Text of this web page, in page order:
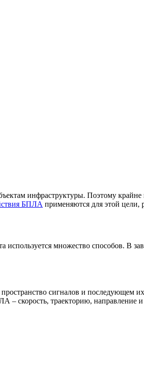
инфраструктуры. Поэтому
БПЛА применяются для этой цели,
используется множество способов. В
сигналов и последующем
– скорость, траекторию, направление